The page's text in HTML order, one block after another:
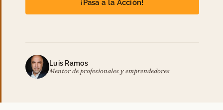
¡Pasa a la Acción!
Luis Ramos
Mentor de profesionales y emprendedores